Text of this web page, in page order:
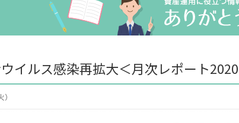
イルス感染再拡大＜月次レポート